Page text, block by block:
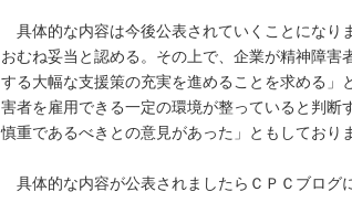
具体的な内容は今後公表されていくことになり
おむね妥当と認める。その上で、企業が精神障
する大幅な支援策の充実を進めることを求める
害者を雇用できる一定の環境が整っていると判
慎重であるべきとの意見があった」ともしており
具体的な内容が公表されましたらＣＰＣブログ